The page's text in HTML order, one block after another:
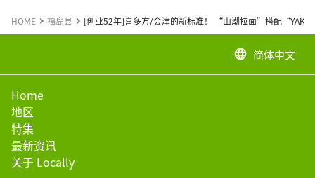
HOME 福岛县 [创业52年]喜多方/会津的新标准！ “山潮拉面”搭配
language 简体中文
Home
地区
特集
最新资讯
关于 Locally